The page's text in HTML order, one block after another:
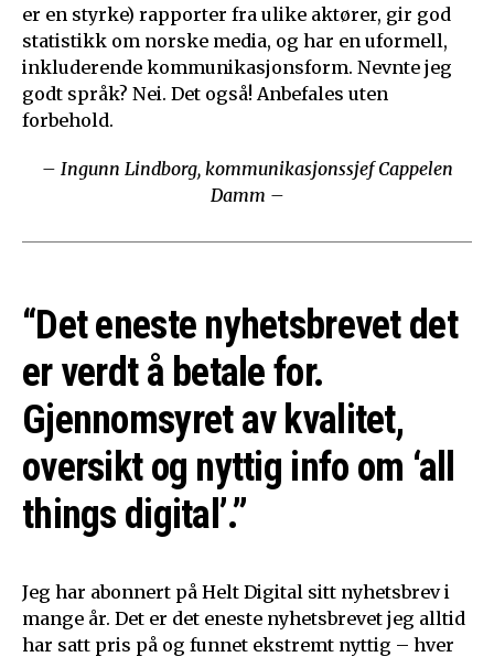
er en styrke) rapporter fra ulike aktører, gir god
statistikk om norske media, og har en uformell,
inkluderende kommunikasjonsform. Nevnte jeg
godt språk? Nei. Det også! Anbefales uten
forbehold.
– Ingunn Lindborg, kommunikasjonssjef Cappelen
Damm –
“Det eneste nyhetsbrevet det
er verdt å betale for.
Gjennomsyret av kvalitet,
oversikt og nyttig info om ‘all
things digital’.”
Jeg har abonnert på Helt Digital sitt nyhetsbrev i
mange år. Det er det eneste nyhetsbrevet jeg alltid
har satt pris på og funnet ekstremt nyttig – hver